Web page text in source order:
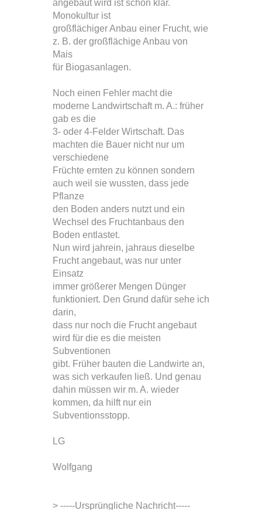
angebaut wird ist schon klar.
Monokultur ist
großflächiger Anbau einer Frucht, wie
z. B. der großflächige Anbau von
Mais
für Biogasanlagen.
Noch einen Fehler macht die
moderne Landwirtschaft m. A.: früher
gab es die
3- oder 4-Felder Wirtschaft. Das
machten die Bauer nicht nur um
verschiedene
Früchte ernten zu können sondern
auch weil sie wussten, dass jede
Pflanze
den Boden anders nutzt und ein
Wechsel des Fruchtanbaus den
Boden entlastet.
Nun wird jahrein, jahraus dieselbe
Frucht angebaut, was nur unter
Einsatz
immer größerer Mengen Dünger
funktioniert. Den Grund dafür sehe ich
darin,
dass nur noch die Frucht angebaut
wird für die es die meisten
Subventionen
gibt. Früher bauten die Landwirte an,
was sich verkaufen ließ. Und genau
dahin müssen wir m. A. wieder
kommen, da hilft nur ein
Subventionsstopp.
LG
Wolfgang
> -----Ursprüngliche Nachricht-----